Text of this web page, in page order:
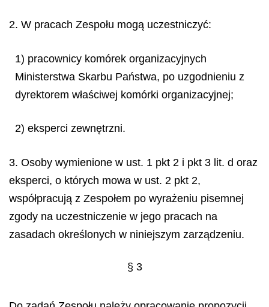
2. W pracach Zespołu mogą uczestniczyć:
1) pracownicy komórek organizacyjnych
Ministerstwa Skarbu Państwa, po uzgodnieniu z
dyrektorem właściwej komórki organizacyjnej;
2) eksperci zewnętrzni.
3. Osoby wymienione w ust. 1 pkt 2 i pkt 3 lit. d oraz
eksperci, o których mowa w ust. 2 pkt 2,
współpracują z Zespołem po wyrażeniu pisemnej
zgody na uczestniczenie w jego pracach na
zasadach określonych w niniejszym zarządzeniu.
§ 3